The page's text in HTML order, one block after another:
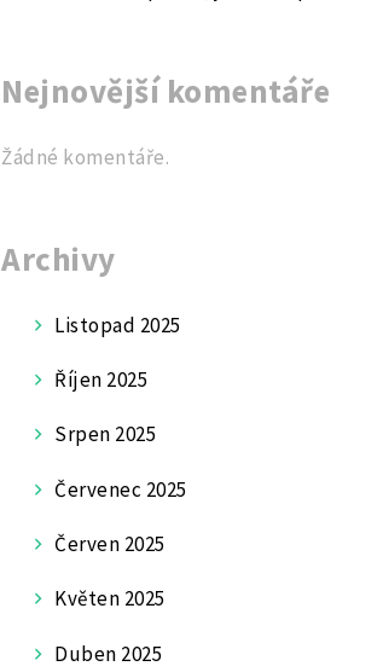
Nejnovější komentáře
Žádné komentáře.
Archivy
Listopad 2025
Říjen 2025
Srpen 2025
Červenec 2025
Červen 2025
Květen 2025
Duben 2025